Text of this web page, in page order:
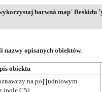
barwnà map´ Beskidu
nazwy opisanych obiektów.
obiektu
na po∏udniowym
(pole C5).